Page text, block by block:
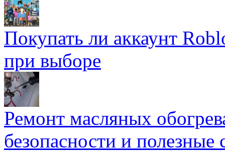
Покупать ли аккаунт
при выборе
Ремонт масляных
безопасности и полезные